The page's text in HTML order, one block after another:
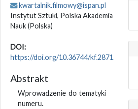
kwartalnik.filmowy@ispan.pl
Instytut Sztuki, Polska Akademia
Nauk(Polska)
DOI:
https://doi.org/10.36744/kf.2871
Abstrakt
Wprowadzenie do tematyki
numeru.